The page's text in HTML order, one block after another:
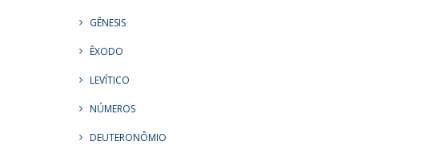
GÊNESIS
ÊXODO
LEVÍTICO
NÚMEROS
DEUTERONÔMIO